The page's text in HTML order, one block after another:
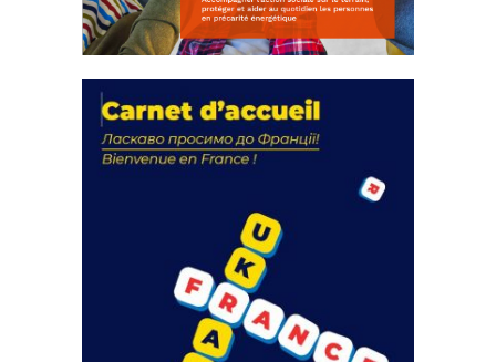
actions
18 septembre 2023
FEUILLETER